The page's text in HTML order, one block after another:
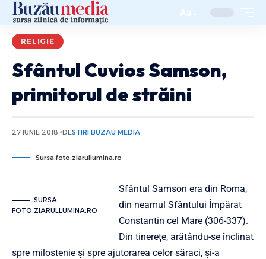
Aa
RELIGIE
Sfântul Cuvios Samson,
primitorul de străini
27 IUNIE 2018 DESTIRI BUZAU MEDIA
Sursa foto:ziarullumina.ro
SURSA
FOTO:ZIARULLUMINA.RO
Sfântul Samson era din Roma,
din neamul Sfântului Împărat
Constantin cel Mare (306-337).
Din tinereţe, arătându-se înclinat
spre milostenie şi spre ajutorarea celor săraci, şi-a